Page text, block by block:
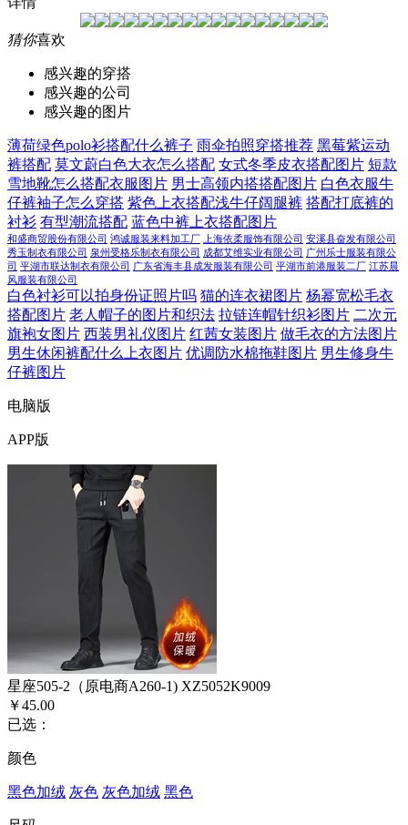
猜你喜欢
感兴趣的穿搭
感兴趣的公司
感兴趣的图片
薄荷绿色polo衫搭配什么裤子 雨伞拍照穿搭推荐 黑莓紫运动
裤搭配 莫文蔚白色大衣怎么搭配 女式冬季皮衣搭配图片 短款
雪地靴怎么搭配衣服图片 男士高领内搭搭配图片 白色衣服牛
仔裤袖子怎么穿搭 紫色上衣搭配浅牛仔阔腿裤 搭配打底裤的
衬衫 有型潮流搭配 蓝色中裤上衣搭配图片
和盛商贸股份有限公司 鸿诚服装来料加工厂 上海依柔服饰有限公司 安溪县奋发有限公司
秀玉制衣有限公司 泉州受格乐制衣有限公司 成都艾维实业有限公司 广州乐士服装有限公
司 平湖市联达制衣有限公司 广东省海丰县成发服装有限公司 平湖市前港服装二厂 江苏晨
风服装有限公司
白色衬衫可以拍身份证照片吗 猫的连衣裙图片 杨幂宽松毛衣
搭配图片 老人帽子的图片和织法 拉链连帽针织衫图片 二次元
旗袍女图片 西装男礼仪图片 红茜女装图片 做毛衣的方法图片
男生休闲裤配什么上衣图片 优调防水棉拖鞋图片 男生修身牛
仔裤图片
电脑版
APP版
星座505-2（原电商A260-1) XZ5052K9009
￥45.00
已选：
颜色
黑色加绒 灰色 灰色加绒 黑色